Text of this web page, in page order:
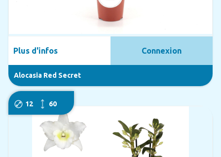
Alocasia Red Secret
Plus d'infos Connexion
12 60